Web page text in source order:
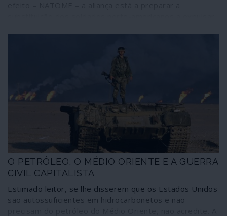
americanas. Enquanto isso, e porque não pode haver
distracções com a “ameaça russa”, o Estado-Maior
atlantista prepara para a Primavera os maiores jogos
de guerra na Europa dos últimos 25 anos.
O PETRÓLEO, O MÉDIO ORIENTE E A GUERRA
CIVIL CAPITALISTA
Estimado leitor, se lhe disserem que os Estados Unidos
são autossuficientes em hidrocarbonetos e não